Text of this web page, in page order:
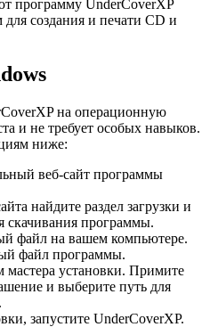
программу UnderCoverXP
создания и печати CD и
на операционную
и не требует особых навыков.
ниже:
веб-сайт программы
найдите раздел загрузки и
скачивания программы.
файл на вашем компьютере.
файл программы.
мастера установки. Примите
и выберите путь для
запустите UnderCoverXP.